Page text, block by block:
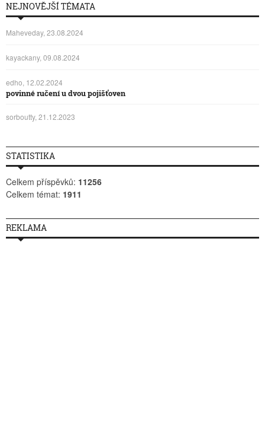
NEJNOVĚJŠÍ TÉMATA
Maheveday, 23.08.2024
kayackany, 09.08.2024
edho, 12.02.2024
povinné ručení u dvou pojišťoven
sorboutty, 21.12.2023
STATISTIKA
Celkem příspěvků: 11256
Celkem témat: 1911
REKLAMA